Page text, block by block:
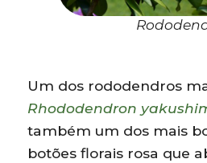
Um dos rododendros
Rhododendron
também um dos mais
botões florais rosa que